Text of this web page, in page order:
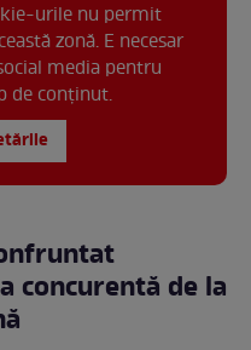
urile nu permit
zonă. E necesar
media pentru
de conținut.
concurentă de la